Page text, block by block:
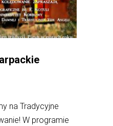
na Tradycyjne
W programie